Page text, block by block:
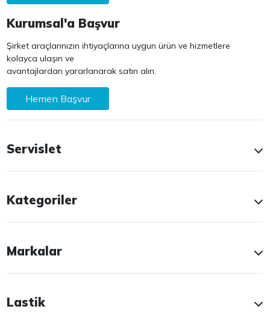
Kurumsal'a Başvur
Şirket araçlarınızın ihtiyaçlarına uygun ürün ve hizmetlere
kolayca ulaşın ve
avantajlardan yararlanarak satın alın.
Hemen Başvur
Servislet
Kategoriler
Markalar
Lastik